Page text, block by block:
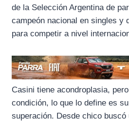
de la Selección Argentina de
campeón nacional en singles y
para competir a nivel
Casini tiene acondroplasia,
condición, lo que lo define es
superación. Desde chico buscó